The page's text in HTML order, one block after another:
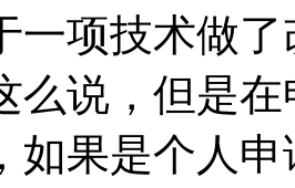
一项技术做
么说，但是
如果是个人